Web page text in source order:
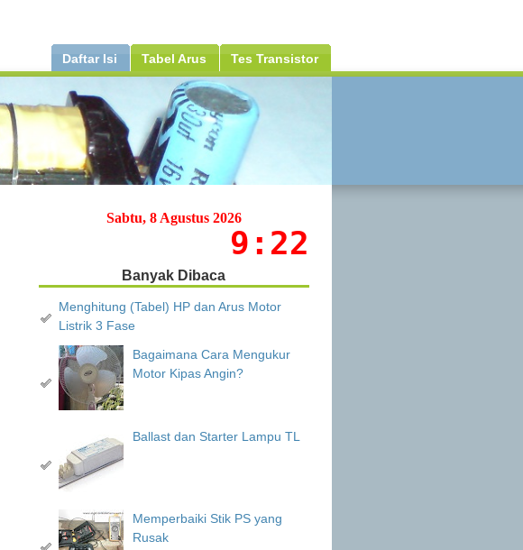
Daftar Isi Tabel Arus Tes Transistor
Sabtu, 8 Agustus 2026
9:22
Banyak Dibaca
Menghitung (Tabel) HP dan Arus Motor
Listrik 3 Fase
Bagaimana Cara Mengukur
Motor Kipas Angin?
Ballast dan Starter Lampu TL
Memperbaiki Stik PS yang
Rusak